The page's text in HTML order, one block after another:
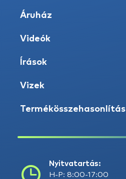
Áruház
Videók
Írások
Vizek
Termékösszehasonlítás
Nyitvatartás:
H-P: 8:00-17:00